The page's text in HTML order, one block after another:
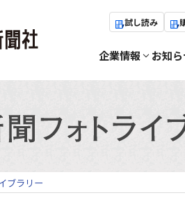
試し読み
企業情報 お知
ブラリー